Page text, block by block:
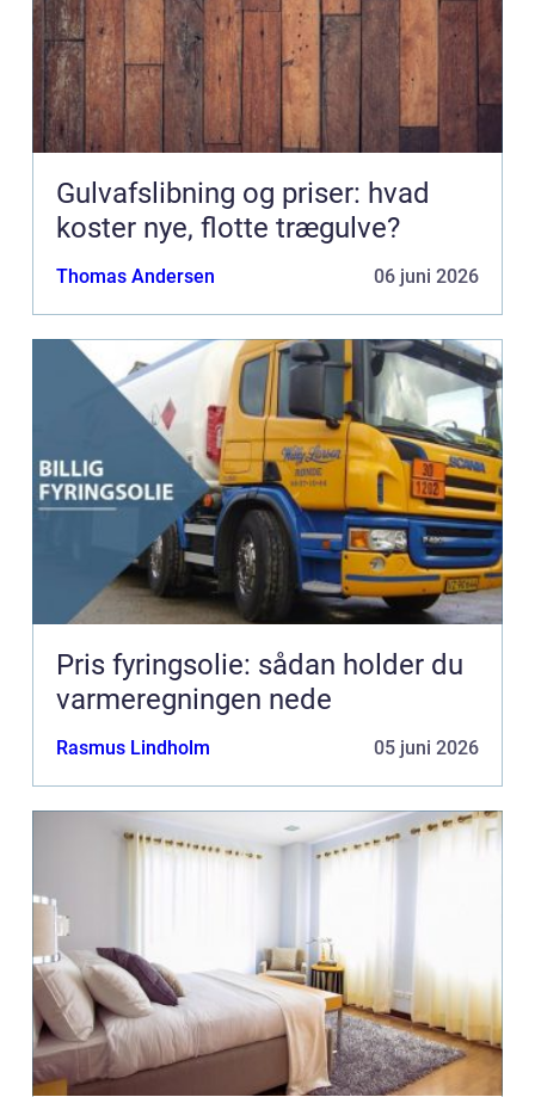
Gulvafslibning og priser: hvad
koster nye, flotte trægulve?
Thomas Andersen 06 juni 2026
Pris fyringsolie: sådan holder du
varmeregningen nede
Rasmus Lindholm 05 juni 2026